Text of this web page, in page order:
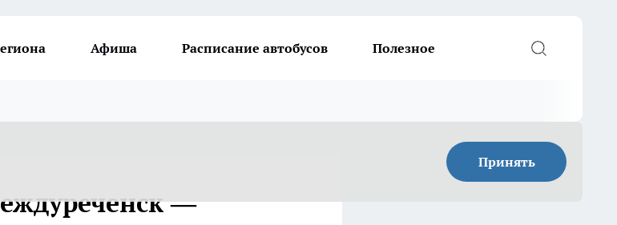
Афиша Расписание автобусов Полезное
Принять
—